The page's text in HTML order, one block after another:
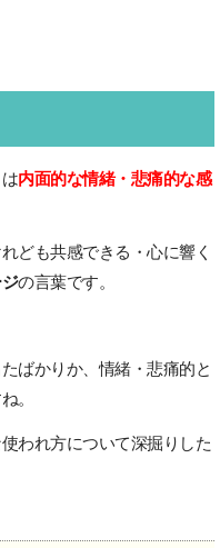
内面的な情緒・悲痛的な感
ども共感できる・心に響く
の言葉です。
ばかりか、情緒・悲痛的と
。
われ方について深掘りした